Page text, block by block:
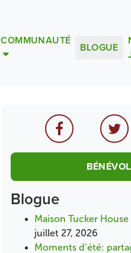
COMMUNAUTÉ
BLOGUE
Blogue
Maison Tucker
juillet 27, 2026
Moments d’été: